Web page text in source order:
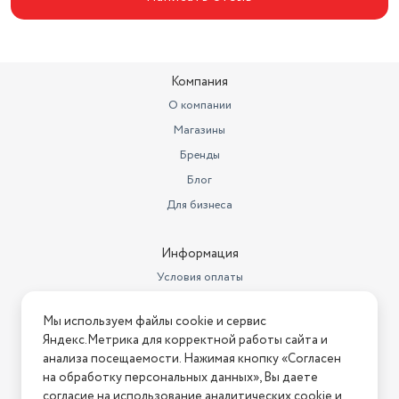
Формат экрана
16:9
2020
есть
Компания
О компании
Магазины
Бренды
Блог
Для бизнеса
Информация
Условия оплаты
Условия возврата
Нашли ошибку на сайте? Напишите нам
2026 © Интернет-магазин "АстМаркет". У нас есть всё!
Мы используем файлы cookie и сервис
Яндекс.Метрика для корректной работы сайта и
анализа посещаемости. Нажимая кнопку «Согласен
на обработку персональных данных», Вы даете